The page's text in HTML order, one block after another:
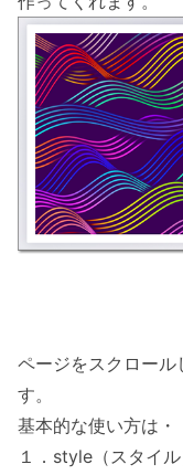
ページをスクロール
す。
基本的な使い方は・
１．style（スタイ